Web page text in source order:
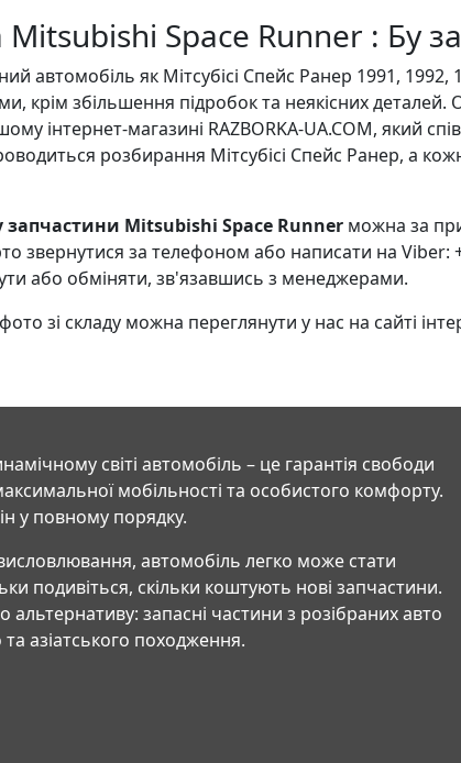
Mitsubishi Space Runner : Бу
автомобіль як Мітсубісі Спейс Ранер 1991,
крім збільшення підробок та неякісних
інтернет-магазині RAZBORKA-UA.COM, який
розбирання Мітсубісі Спейс Ранер, а
запчастини Mitsubishi Space Runner можна за
звернутися за телефоном або написати на
або обміняти, зв'язавшись з менеджерами.
зі складу можна переглянути у нас на сайті
світі автомобіль – це гарантія свободи
мобільності та особистого комфорту.
у повному порядку.
автомобіль легко може стати
подивіться, скільки коштують нові запчастини.
запасні частини з розібраних авто
азіатського походження.